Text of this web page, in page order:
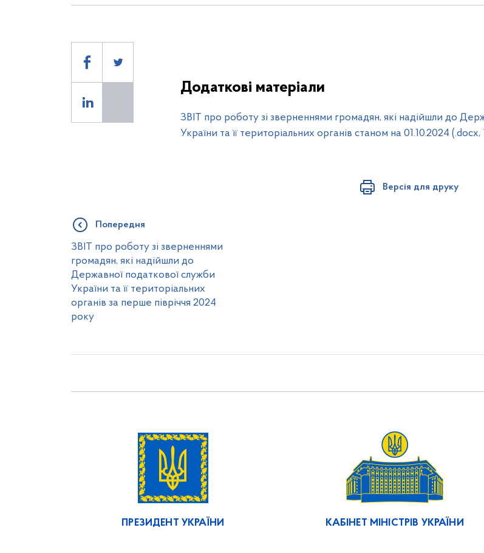
Додаткові матеріали
ЗВІТ про роботу зі зверненнями громадян, які надійшли до
України та її територіальних органів станом на 01.10.2024
Версія для друку
Попередня
ЗВІТ про роботу зі зверненнями
громадян, які надійшли до
Державної податкової служби
України та її територіальних
органів за перше півріччя 2024
року
ПРЕЗИДЕНТ УКРАЇНИ КАБІНЕТ МІНІСТРІВ УКРАЇНИ